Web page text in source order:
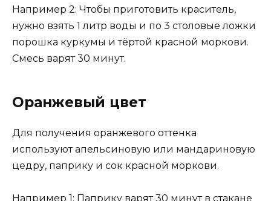
Например 2: Чтобы приготовить краситель,
нужно взять 1 литр воды и по 3 столовые ложки
порошка куркумы и тёртой красной моркови.
Смесь варят 30 минут.
Оранжевый цвет
Для получения оранжевого оттенка
используют апельсиновую или мандариновую
цедру, паприку и сок красной моркови.
Например 1: Паприку варят 30 минут в стакане